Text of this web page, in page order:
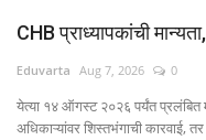
CHB प्राध्यापकांची
Eduvarta Aug 7, 2026 0
येत्या १४ ऑगस्ट २०२६ पर्यंत प्रलंबित
अधिकाऱ्यांवर शिस्तभंगाची कारवाई, तर